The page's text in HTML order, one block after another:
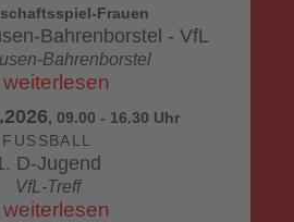
Frauen
Bahrenborstel - VfL
Bahrenborstel
weiterlesen
, 09.00 - 16.30 Uhr
FUSSBALL
D-Jugend
VfL-Treff
weiterlesen